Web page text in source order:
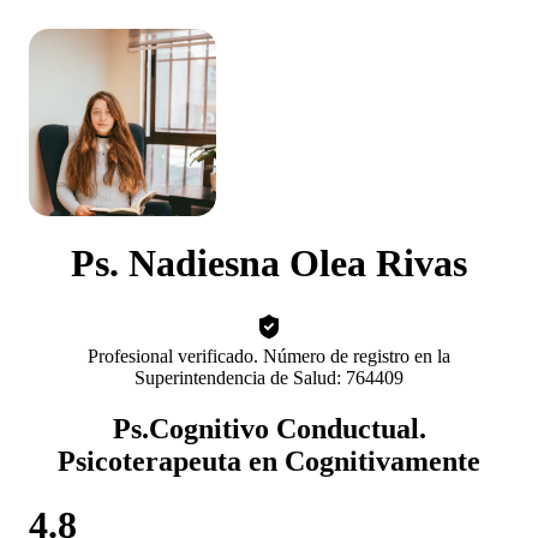
Ps. Nadiesna Olea Rivas
Profesional verificado. Número de registro en la
Superintendencia de Salud: 764409
Ps.Cognitivo Conductual.
Psicoterapeuta en Cognitivamente
4.8